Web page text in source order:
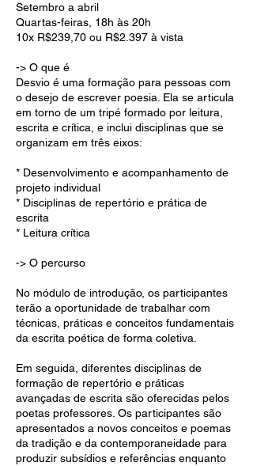
d
e
t
.
Setembro a abril
Quartas-feiras, 18h às 20h
10x R$239,70 ou R$2.397 à vista
-> O que é
Desvio é uma formação para pessoas com
o desejo de escrever poesia. Ela se articula
em torno de um tripé formado por leitura,
escrita e crítica, e inclui disciplinas que se
organizam em três eixos:
* Desenvolvimento e acompanhamento de
projeto individual
* Disciplinas de repertório e prática de
escrita
* Leitura crítica
-> O percurso
No módulo de introdução, os participantes
terão a oportunidade de trabalhar com
técnicas, práticas e conceitos fundamentais
da escrita poética de forma coletiva.
Em seguida, diferentes disciplinas de
formação de repertório e práticas
avançadas de escrita são oferecidas pelos
poetas professores. Os participantes são
apresentados a novos conceitos e poemas
da tradição e da contemporaneidade para
produzir subsídios e referências enquanto